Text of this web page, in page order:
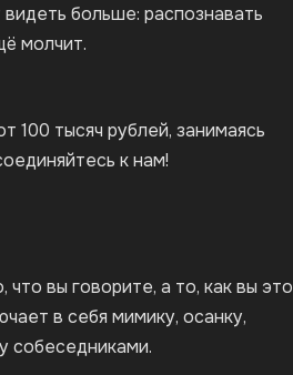
больше: распознавать
молчит.
100 тысяч рублей, занимаясь
к нам!
вы говорите, а то, как вы это
в себя мимику, осанку,
собеседниками.